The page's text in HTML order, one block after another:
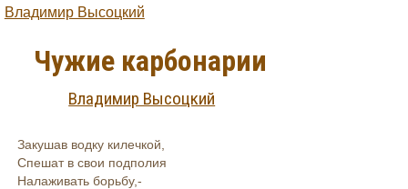
Владимир Высоцкий
Чужие карбонарии
Владимир Высоцкий
Закушав водку килечкой,
Спешат в свои подполия
Налаживать борьбу,-